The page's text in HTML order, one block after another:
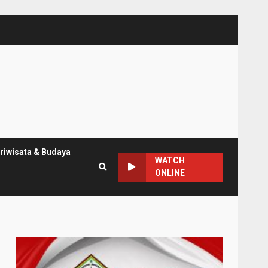
& Budaya
WATCH
ONLINE